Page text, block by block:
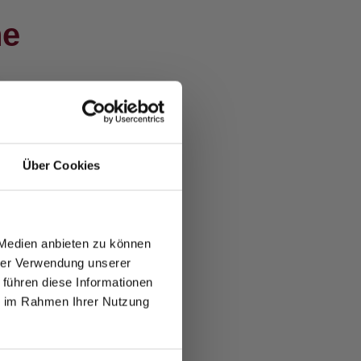
Über Cookies
anbieten zu können
Verwendung unserer
diese Informationen
Rahmen Ihrer Nutzung
Stimmen und Gläsern.
uns spürst du sofort